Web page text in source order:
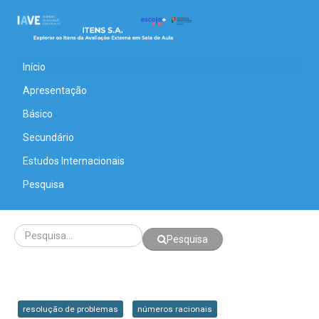
Início
Apresentação
Básico
Secundário
Estudos Internacionais
Pesquisa
Pesquisa
resolução de problemas números racionais